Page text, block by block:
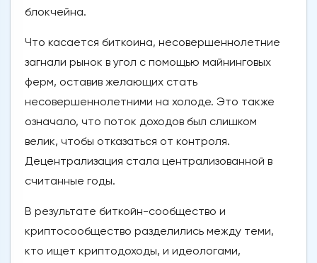
блокчейна.
Что касается биткоина, несовершеннолетние
загнали рынок в угол с помощью майнинговых
ферм, оставив желающих стать
несовершеннолетними на холоде. Это также
означало, что поток доходов был слишком
велик, чтобы отказаться от контроля.
Децентрализация стала централизованной в
считанные годы.
В результате биткойн-сообщество и
криптосообщество разделились между теми,
кто ищет криптодоходы, и идеологами,